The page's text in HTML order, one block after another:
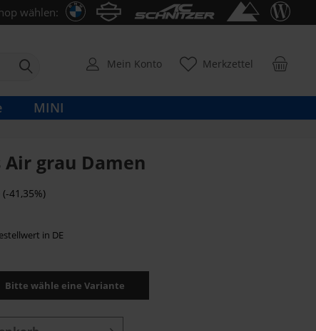
wählen:
Merkzettel
Mein Konto
MINI
Air grau Damen
(-41,35%)
in DE
Bitte wähle eine Variante